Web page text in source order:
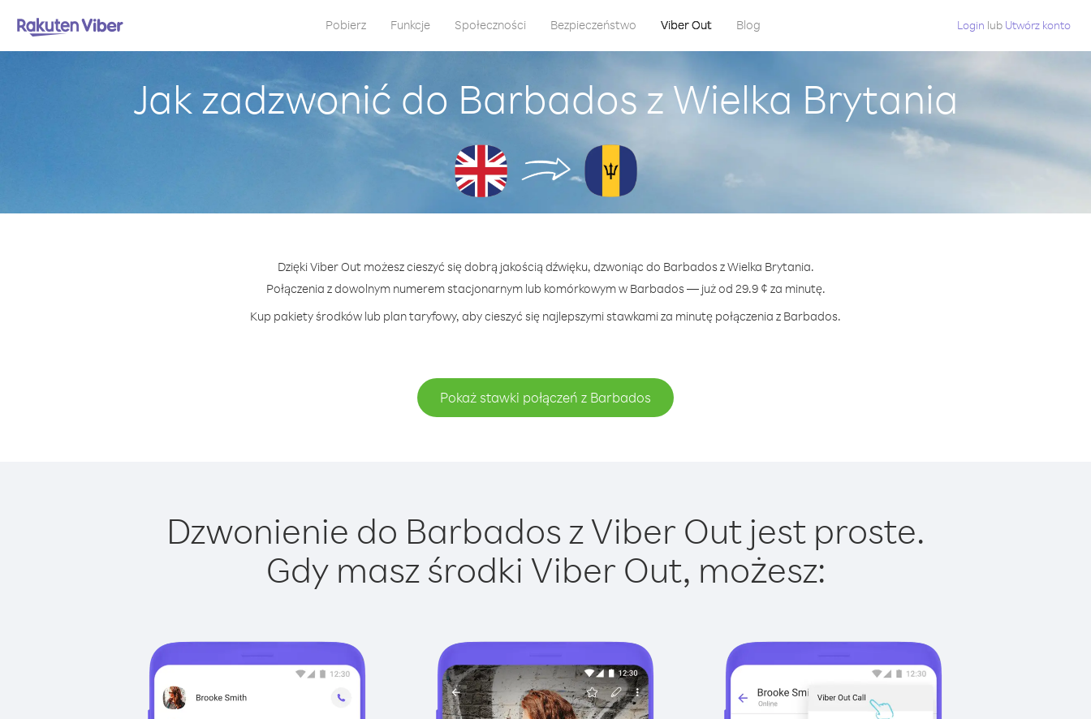
Pobierz Funkcje Społeczności Bezpieczeństwo Viber Out Blog Login lub Utwórz konto
Jak zadzwonić do Barbados z Wielka Brytania
Dzięki Viber Out możesz cieszyć się dobrą jakością dźwięku, dzwoniąc do Barbados z Wielka Brytania.
Połączenia z dowolnym numerem stacjonarnym lub komórkowym w Barbados — już od 29.9 ¢ za minutę.
Kup pakiety środków lub plan taryfowy, aby cieszyć się najlepszymi stawkami za minutę połączenia z Barbados.
Pokaż stawki połączeń z Barbados
Dzwonienie do Barbados z Viber Out jest proste.
Gdy masz środki Viber Out, możesz: